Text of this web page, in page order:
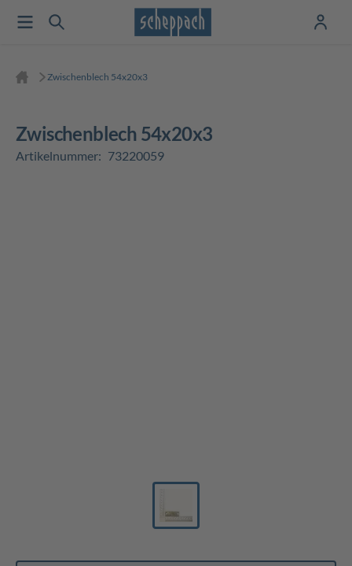
Zwischenblech 54x20x3
Zwischenblech 54x20x3
Artikelnummer: 73220059